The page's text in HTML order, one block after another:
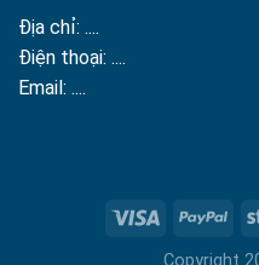
Địa chỉ: ....
Điện thoại: ....
Email: ....
Copyright